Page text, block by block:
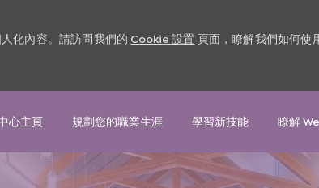
化內容。請訪問我們的 Cookie 設置 頁面，瞭解我們如何使
心主頁
規劃您的職業生涯 學習新技能 瞭解